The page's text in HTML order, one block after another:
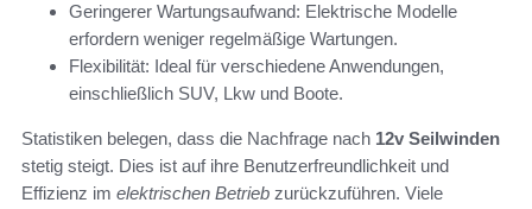
Geringerer Wartungsaufwand: Elektrische Modelle
erfordern weniger regelmäßige Wartungen.
Flexibilität: Ideal für verschiedene Anwendungen,
einschließlich SUV, Lkw und Boote.
Statistiken belegen, dass die Nachfrage nach 12v Seilwinden
stetig steigt. Dies ist auf ihre Benutzerfreundlichkeit und
Effizienz im elektrischen Betrieb zurückzuführen. Viele